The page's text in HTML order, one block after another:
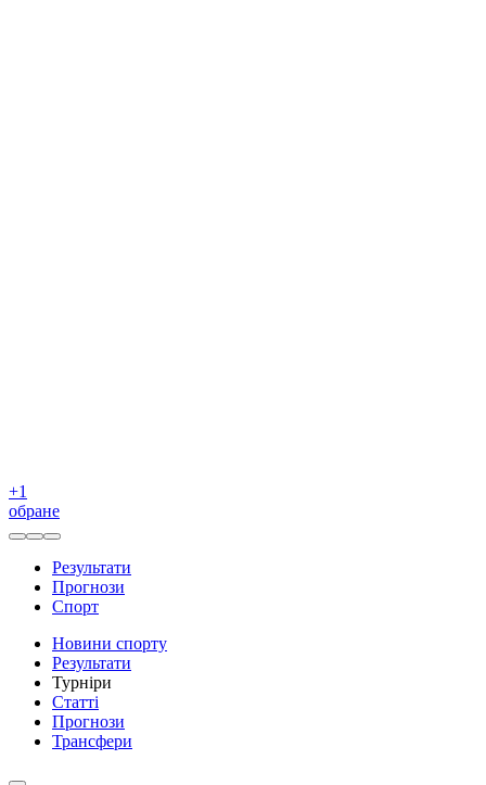
+1
обране
Результати
Прогнози
Спорт
Новини спорту
Результати
Турніри
Статті
Прогнози
Трансфери